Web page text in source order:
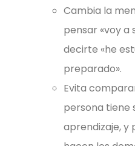
Cambia la
pensar «voy a
decirte «he
preparado».
Evita
persona tiene
aprendizaje, y